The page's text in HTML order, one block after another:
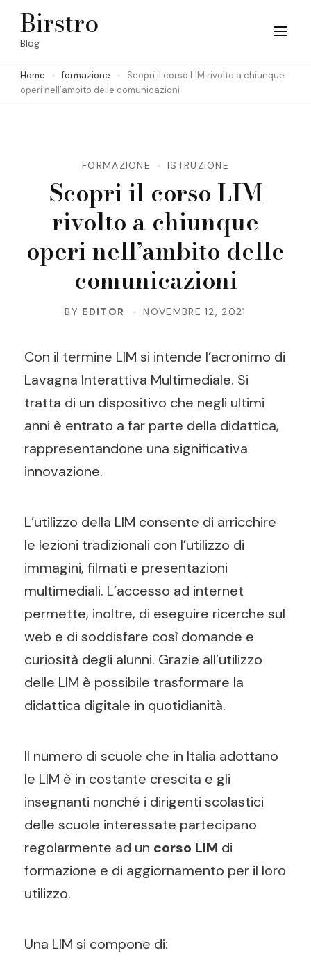
Skip
(Press
Birstro
Blog
Home formazione
Scopri il corso LIM rivolto a chiunque
operi nell’ambito delle comunicazioni
FORMAZIONE ISTRUZIONE
Scopri il corso LIM
rivolto a chiunque
operi nell’ambito delle
comunicazioni
BY EDITOR NOVEMBRE 12, 2021
Con il termine LIM si intende l’acronimo di
Lavagna Interattiva Multimediale. Si
tratta di un dispositivo che negli ultimi
anni è entrato a far parte della didattica,
rappresentandone una significativa
innovazione.
L’utilizzo della LIM consente di arricchire
le lezioni tradizionali con l’utilizzo di
immagini, filmati e presentazioni
multimediali. L’accesso ad internet
permette, inoltre, di eseguire ricerche sul
web e di soddisfare così domande e
curiosità degli alunni. Grazie all’utilizzo
delle LIM è possibile trasformare la
didattica digitale in quotidianità.
Il numero di scuole che in Italia adottano
le LIM è in costante crescita e gli
insegnanti nonché i dirigenti scolastici
delle scuole interessate partecipano
regolarmente ad un corso LIM di
formazione e di aggiornamento per il loro
utilizzo.
Una LIM si compone di: